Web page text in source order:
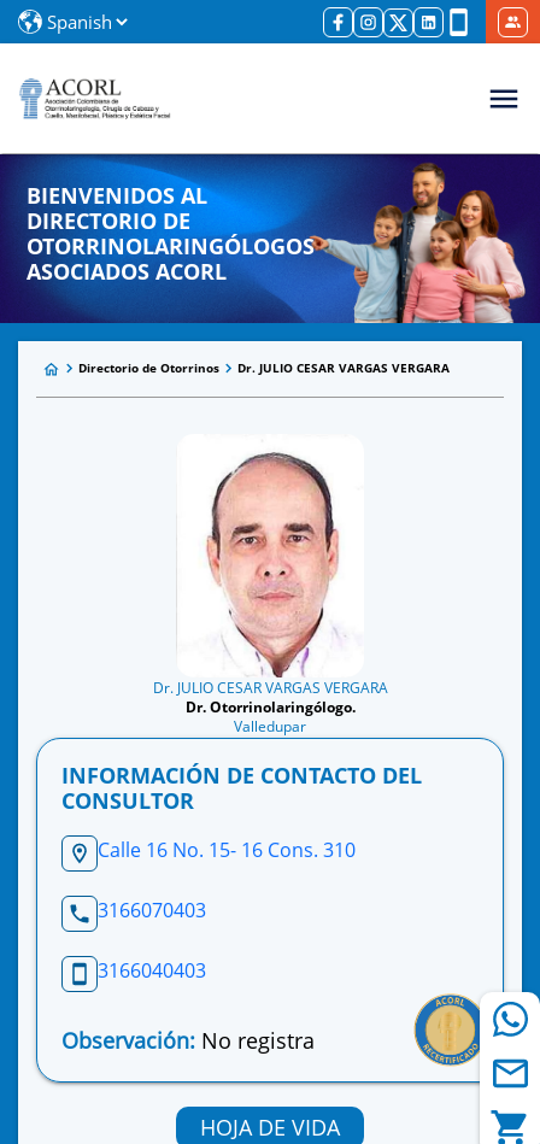
BIENVENIDOS AL
DIRECTORIO DE
OTORRINOLARINGÓLOGOS
ASOCIADOS ACORL
Directorio de Otorrinos Dr. JULIO CESAR VARGAS VERGARA
Dr. JULIO CESAR VARGAS VERGARA
Dr. Otorrinolaringólogo.
Valledupar
INFORMACIÓN DE CONTACTO DEL
CONSULTOR
Calle 16 No. 15- 16 Cons. 310
3166070403
3166040403
Observación: No registra
HOJA DE VIDA